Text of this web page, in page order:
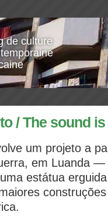
de culture
/ The sound
um projeto a
em Luanda —
estátua